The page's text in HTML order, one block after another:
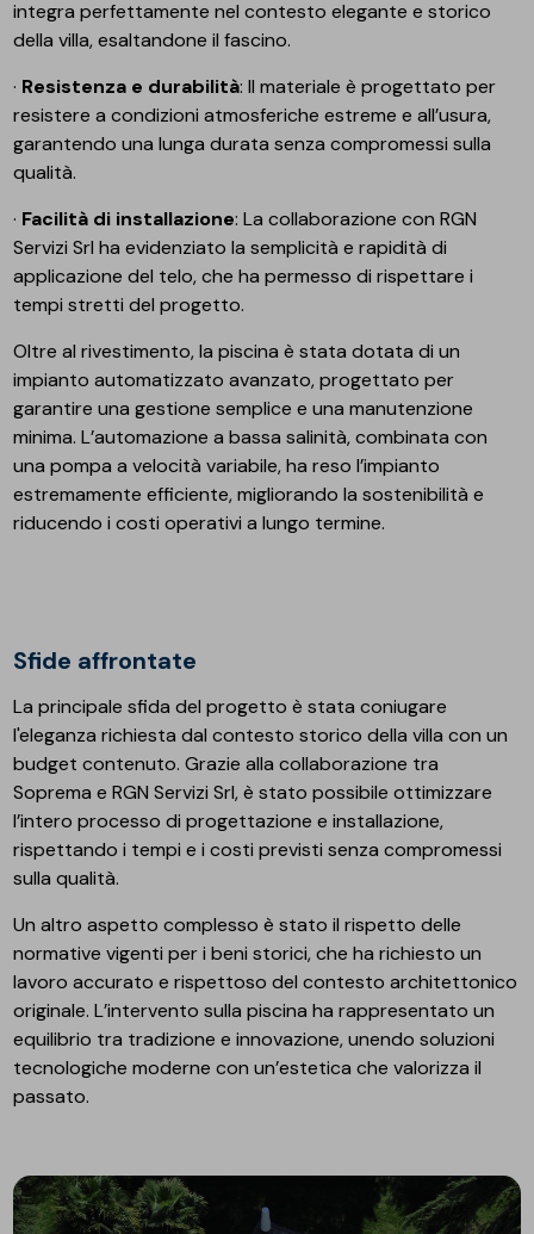
integra perfettamente nel contesto elegante e storico
della villa, esaltandone il fascino.
· Resistenza e durabilità: Il materiale è progettato per
resistere a condizioni atmosferiche estreme e all’usura,
garantendo una lunga durata senza compromessi sulla
qualità.
· Facilità di installazione: La collaborazione con RGN
Servizi Srl ha evidenziato la semplicità e rapidità di
applicazione del telo, che ha permesso di rispettare i
tempi stretti del progetto.
Oltre al rivestimento, la piscina è stata dotata di un
impianto automatizzato avanzato, progettato per
garantire una gestione semplice e una manutenzione
minima. L’automazione a bassa salinità, combinata con
una pompa a velocità variabile, ha reso l’impianto
estremamente efficiente, migliorando la sostenibilità e
riducendo i costi operativi a lungo termine.
Sfide affrontate
La principale sfida del progetto è stata coniugare
l'eleganza richiesta dal contesto storico della villa con un
budget contenuto. Grazie alla collaborazione tra
Soprema e RGN Servizi Srl, è stato possibile ottimizzare
l’intero processo di progettazione e installazione,
rispettando i tempi e i costi previsti senza compromessi
sulla qualità.
Un altro aspetto complesso è stato il rispetto delle
normative vigenti per i beni storici, che ha richiesto un
lavoro accurato e rispettoso del contesto architettonico
originale. L’intervento sulla piscina ha rappresentato un
equilibrio tra tradizione e innovazione, unendo soluzioni
tecnologiche moderne con un’estetica che valorizza il
passato.